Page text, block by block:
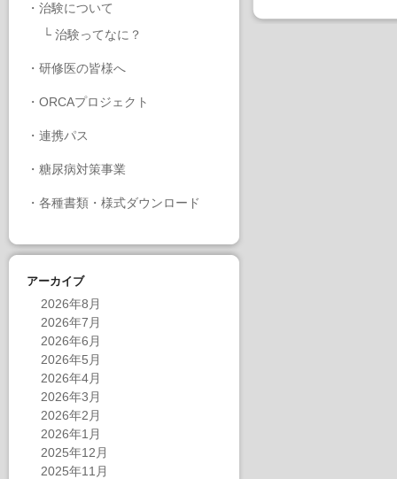
・ 治験について
└ 治験ってなに？
・ 研修医の皆様へ
・ ORCAプロジェクト
・ 連携パス
・ 糖尿病対策事業
・ 各種書類・様式ダウンロード
アーカイブ
2026年8月
2026年7月
2026年6月
2026年5月
2026年4月
2026年3月
2026年2月
2026年1月
2025年12月
2025年11月